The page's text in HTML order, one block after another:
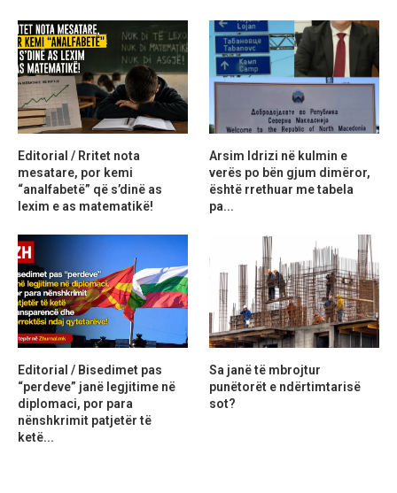
Editorial / Rritet nota
mesatare, por kemi
“analfabetë” që s’dinë as
lexim e as matematikë!
Arsim Idrizi në kulmin e
verës po bën gjum dimëror,
është rrethuar me tabela
pa...
Editorial / Bisedimet pas
“perdeve” janë legjitime në
diplomaci, por para
nënshkrimit patjetër të
ketë...
Sa janë të mbrojtur
punëtorët e ndërtimtarisë
sot?